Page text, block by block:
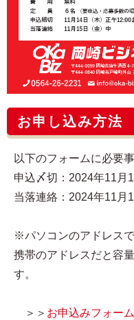
お申し込み方法
以下のフォームに必要
申込〆切：2024年11月
当落連絡：2024年11月
※パソコンのアドレスで
携帯のアドレスだと容
す。
＞＞ お申込みフォーム